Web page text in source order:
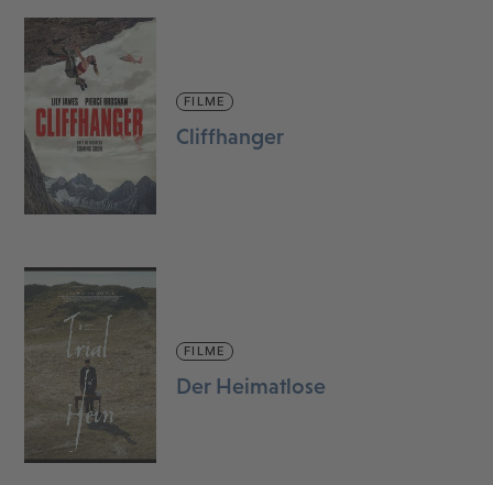
FILME
Cliffhanger
FILME
Der Heimatlose